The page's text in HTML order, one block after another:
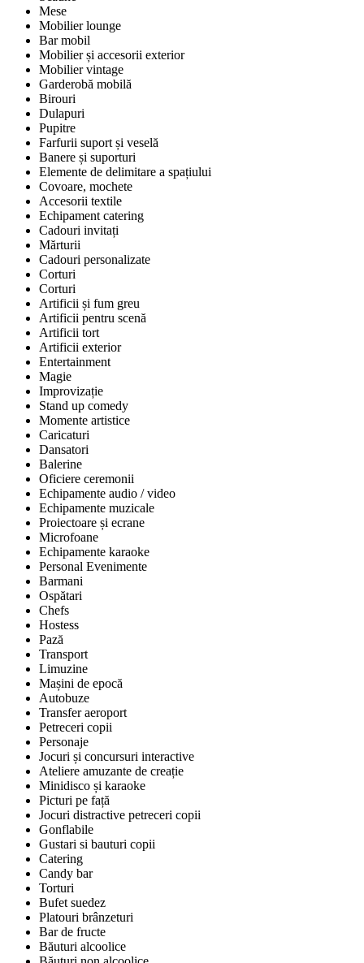
Mese
Mobilier lounge
Bar mobil
Mobilier și accesorii exterior
Mobilier vintage
Garderobă mobilă
Birouri
Dulapuri
Pupitre
Farfurii suport și veselă
Banere și suporturi
Elemente de delimitare a spațiului
Covoare, mochete
Accesorii textile
Echipament catering
Cadouri invitați
Mărturii
Cadouri personalizate
Corturi
Corturi
Artificii și fum greu
Artificii pentru scenă
Artificii tort
Artificii exterior
Entertainment
Magie
Improvizație
Stand up comedy
Momente artistice
Caricaturi
Dansatori
Balerine
Oficiere ceremonii
Echipamente audio / video
Echipamente muzicale
Proiectoare și ecrane
Microfoane
Echipamente karaoke
Personal Evenimente
Barmani
Ospătari
Chefs
Hostess
Pază
Transport
Limuzine
Mașini de epocă
Autobuze
Transfer aeroport
Petreceri copii
Personaje
Jocuri și concursuri interactive
Ateliere amuzante de creație
Minidisco și karaoke
Picturi pe față
Jocuri distractive petreceri copii
Gonflabile
Gustari si bauturi copii
Catering
Candy bar
Torturi
Bufet suedez
Platouri brânzeturi
Bar de fructe
Băuturi alcoolice